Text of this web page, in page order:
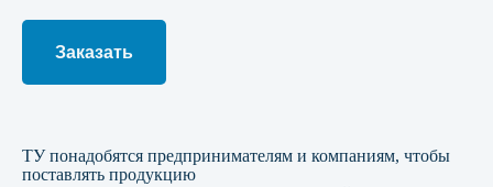
Заказать
ТУ понадобятся предпринимателям и компаниям, чтобы
поставлять продукцию